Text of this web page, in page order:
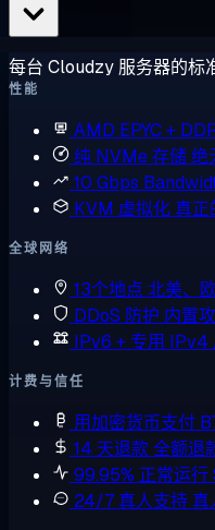
每台 Cloudzy 服务器的标
性能
AMD EPYC +
纯 NVMe 存储绝
10 Gbps
KVM 虚拟化 真正
全球网络
13个地点 北美、
DDoS 防护 内置
IPv6 + 专用 IPv4
计费与信任
用加密货币支付
14 天退款全额退
99.95% 正常运行
24/7 真人支持 真